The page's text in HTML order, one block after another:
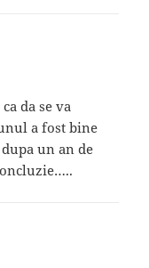
da se va
a fost bine
un an de